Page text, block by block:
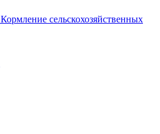
Кормление сельскохозяйственных